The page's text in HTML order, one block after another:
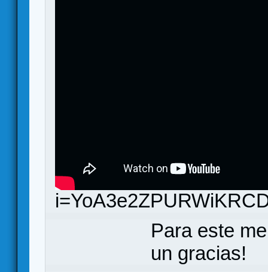
Para este
un gracias!